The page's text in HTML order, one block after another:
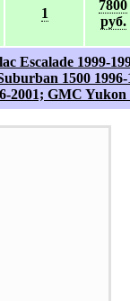
1
7800
руб.
Escalade 1999-
1500
2001; GMC Yukon